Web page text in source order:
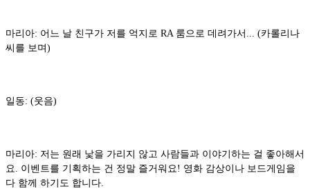
마리아: 어느 날 친구가 저를 억지로 RA 룸으로 데려가서... (카롤리나
씨를 보며)
일동: (웃음)
마리아: 저는 원래 낯을 가리지 않고 사람들과 이야기하는 걸 좋아해서
요. 이벤트를 기획하는 건 정말 즐거워요! 영화 감상이나 보드게임을
다 함께 하기도 합니다.